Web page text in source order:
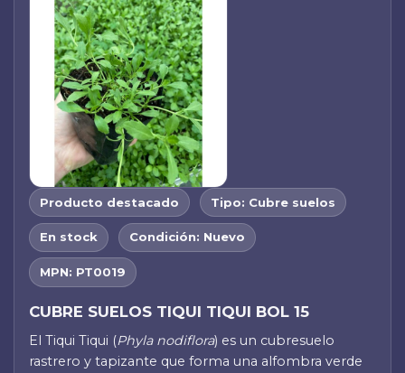
Producto destacado Tipo: Cubre suelos
En stock Condición: Nuevo
MPN: PT0019
CUBRE SUELOS TIQUI TIQUI BOL 15
El Tiqui Tiqui (Phyla nodiflora) es un cubresuelo
rastrero y tapizante que forma una alfombra verde